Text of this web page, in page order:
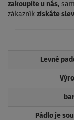
zakoupíte u nás,
zákazník získáte
Levné
Pádlo je